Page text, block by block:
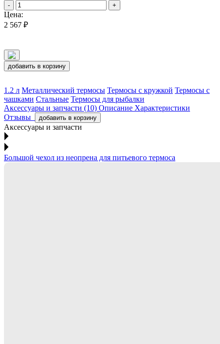
- +
Цена:
2 567 ₽
добавить в корзину
1.2 л Металлический термосы Термосы с кружкой Термосы с
чашками Стальные Термосы для рыбалки
Аксессуары и запчасти (10) Описание Характеристики
Отзывы
добавить в корзину
Аксессуары и запчасти
Большой чехол из неопрена для питьевого термоса